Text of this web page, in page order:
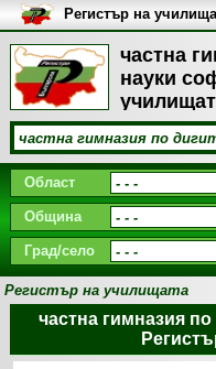
частна
науки
Регистър на
университетите в
Област
Община
Град/село
Регистър на училищата
частна гимназия